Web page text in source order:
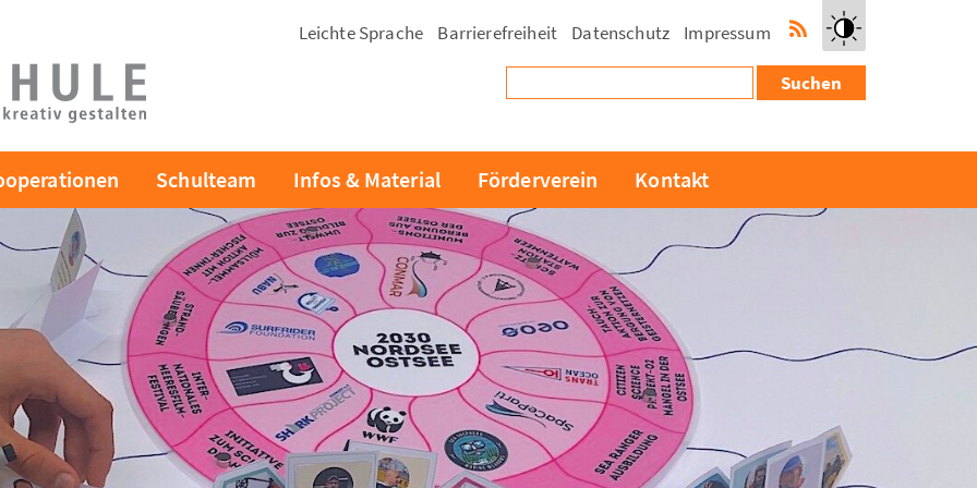
Kontrast
erhöhen
Schulteam Infos & Material Förderverein Kontakt
Leichte Sprache Barrierefreiheit Datenschutz
Impressum
Feed
nach: